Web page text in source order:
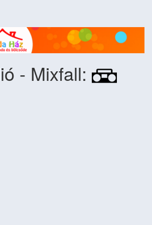
- Mixfall: